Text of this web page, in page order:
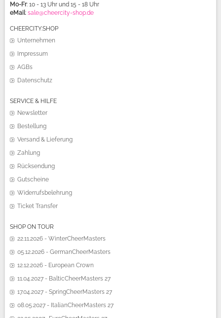
Mo-Fr: 10 - 13 Uhr und 15 - 18 Uhr
eMail: sale@cheercity-shop.de
CHEERCITY.SHOP
Unternehmen
Impressum
AGBs
Datenschutz
SERVICE & HILFE
Newsletter
Bestellung
Versand & Lieferung
Zahlung
Rücksendung
Gutscheine
Widerrufsbelehrung
Ticket Transfer
SHOP ON TOUR
22.11.2026 - WinterCheerMasters
05.12.2026 - GermanCheerMasters
12.12.2026 - European Crown
11.04.2027 - BalticCheerMasters 27
17.04.2027 - SpringCheerMasters 27
08.05.2027 - ItalianCheerMasters 27